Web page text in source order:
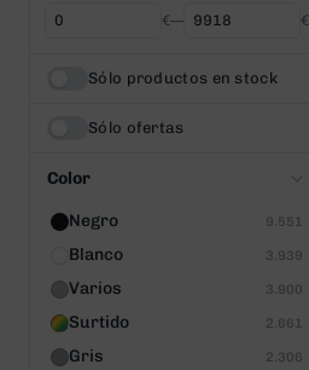
Desde €— Hasta €
Sólo productos en stock
Sólo ofertas
Color
Negro 9.551
Blanco 3.939
Varios 3.900
Surtido 2.661
Gris 2.306